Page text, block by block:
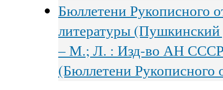
Бюллетени Рукописного
литературы
– М.; Л. : Изд-во АН
(Бюллетени Рукописного